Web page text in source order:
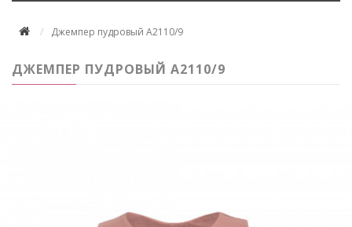
Джемпер пудровый А2110/9
ДЖЕМПЕР ПУДРОВЫЙ А2110/9